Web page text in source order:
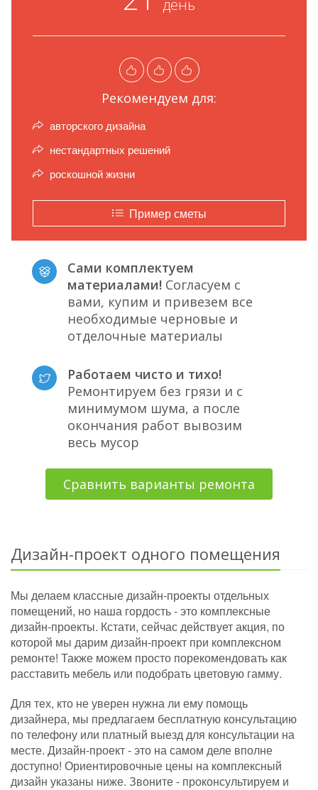
день
Рекомендуем для:
авторского дизайна
нестандартных решений
роскошной жизни
Пример сметы
Сами комплектуем
материалами! Согласуем с
вами, купим и привезем все
необходимые черновые и
отделочные материалы
Работаем чисто и тихо!
Ремонтируем без грязи и с
минимумом шума, а после
окончания работ вывозим
весь мусор
Сравнить варианты ремонта
Дизайн-проект одного помещения
Мы делаем классные дизайн-проекты отдельных
помещений, но наша гордость - это комплексные
дизайн-проекты. Кстати, сейчас действует акция, по
которой мы дарим дизайн-проект при комплексном
ремонте! Также можем просто порекомендовать как
расставить мебель или подобрать цветовую гамму.
Для тех, кто не уверен нужна ли ему помощь
дизайнера, мы предлагаем бесплатную консультацию
по телефону или платный выезд для консультации на
месте. Дизайн-проект - это на самом деле вполне
доступно! Ориентировочные цены на комплексный
дизайн указаны ниже. Звоните - проконсультируем и